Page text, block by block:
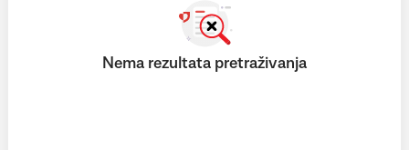
Nema rezultata pretraživanja